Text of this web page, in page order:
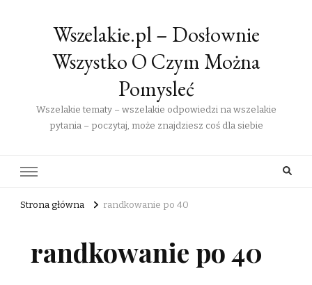
Wszelakie.pl – Dosłownie
Wszystko O Czym Można
Pomysleć
Wszelakie tematy – wszelakie odpowiedzi na wszelakie
pytania – poczytaj, może znajdziesz coś dla siebie
Strona główna randkowanie po 40
randkowanie po 40